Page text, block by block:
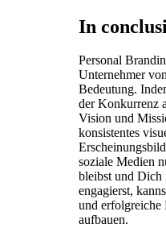
In
Personal
Unternehmer
Bedeutung.
der Konkurrenz
Vision und
konsistentes
soziale Medien
bleibst und
engagierst,
und erfolgreiche
aufbauen.